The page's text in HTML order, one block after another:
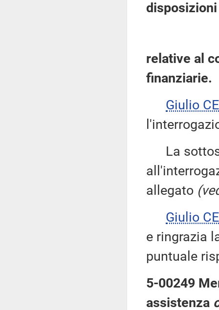
relative al
finanziarie.
Giulio
La
allegato
Giulio
e ringrazia
puntuale
5-00249
assistenza